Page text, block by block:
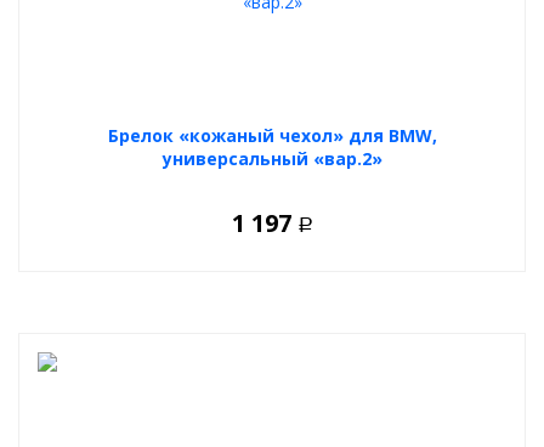
Брелок «кожаный чехол» для BMW,
универсальный «вар.2»
1 197 Р